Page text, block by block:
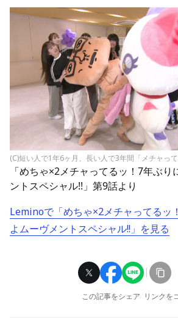
(C)短い人で1年6ヶ月、長い人で3年間「メチャっ
「めちゃ×2メチャってるッ！7年ぶり
ントスペシャル!!」第9話より
Leminoで「めちゃ×2メチャってるッ
よムーヴメントスペシャル!!」を見る
この記事をシェア リンクを